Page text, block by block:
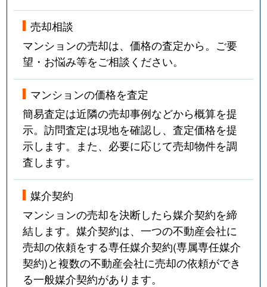
売却相談
マンションの売却は、価格の査定から。ご要
望・お悩み等をご相談ください。
マンションの価格を査定
簡易査定は近隣の売却事例などから概算を提
示。訪問査定は現地を確認し、査定価格を提
示します。また、必要に応じて売却物件を調
査します。
媒介契約
マンションの売却を決断したら媒介契約を締
結します。媒介契約は、一つの不動産会社に
売却の依頼をする専任媒介契約(専属専任媒介
契約)と複数の不動産会社に売却の依頼ができ
る一般媒介契約があります。